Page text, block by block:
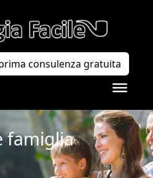
consulenza gratuita